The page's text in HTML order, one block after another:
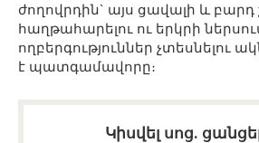
ժողովրդին` այս ցավալի և բարդ
հաղթահարելու ու երկրի
ողբերգություններ չտեսնելու
է պատգամավորը։
Կիսվել սոց․